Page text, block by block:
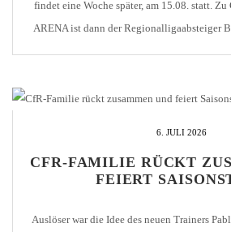
findet eine Woche später, am 15.08. statt.
ARENA ist dann der Regionalligaabsteiger
6. JULI 2026
CFR-FAMILIE RÜCKT
FEIERT
Auslöser war die Idee des neuen Trainers